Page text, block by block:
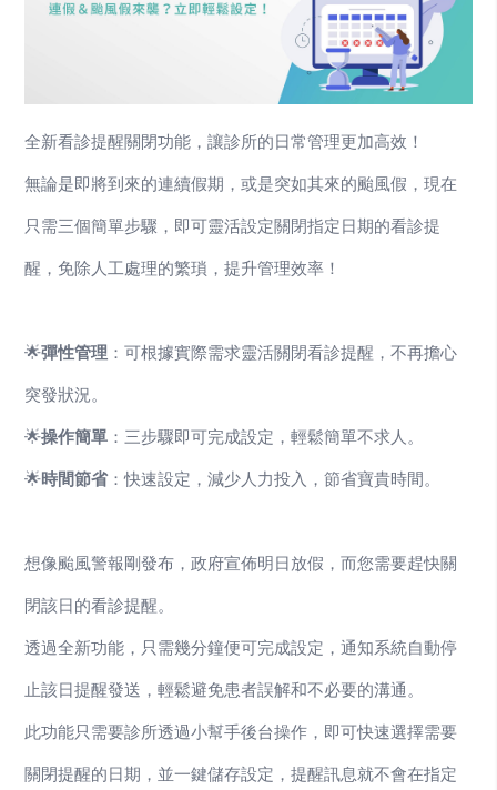
全新看診提醒關閉功能，讓診所的日常管理更加高效！
無論是即將到來的連續假期，或是突如其來的颱風假，現在
只需三個簡單步驟，即可靈活設定關閉指定日期的看診提
醒，免除人工處理的繁瑣，提升管理效率！
🌟彈性管理 ：可根據實際需求靈活關閉看診提醒，不再擔心
突發狀況。
🌟操作簡單 ：三步驟即可完成設定，輕鬆簡單不求人。
🌟時間節省：快速設定，減少人力投入，節省寶貴時間。
想像颱風警報剛發布，政府宣佈明日放假，而您需要趕快關
閉該日的看診提醒。
透過全新功能，只需幾分鐘便可完成設定，通知系統自動停
止該日提醒發送，輕鬆避免患者誤解和不必要的溝通。
此功能只需要診所透過小幫手後台操作，即可快速選擇需要
關閉提醒的日期，並一鍵儲存設定，提醒訊息就不會在指定